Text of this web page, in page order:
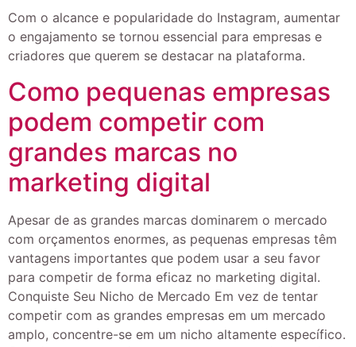
Com o alcance e popularidade do Instagram, aumentar
o engajamento se tornou essencial para empresas e
criadores que querem se destacar na plataforma.
Como pequenas empresas
podem competir com
grandes marcas no
marketing digital
Apesar de as grandes marcas dominarem o mercado
com orçamentos enormes, as pequenas empresas têm
vantagens importantes que podem usar a seu favor
para competir de forma eficaz no marketing digital.
Conquiste Seu Nicho de Mercado Em vez de tentar
competir com as grandes empresas em um mercado
amplo, concentre-se em um nicho altamente específico.